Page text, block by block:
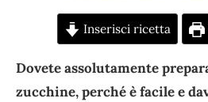
Inserisci ricetta
Dovete assolutamente
zucchine, perché è facile e